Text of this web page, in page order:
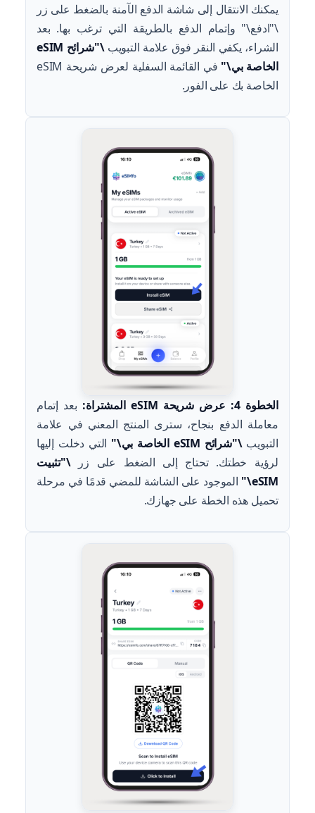
يمكنك الانتقال إلى شاشة الدفع الآمنة بالضغط على زر
\"ادفع\" وإتمام الدفع بالطريقة التي ترغب بها. بعد
الشراء، يكفي النقر فوق علامة التبويب
\"شرائح eSIM
الخاصة بي\"
في القائمة السفلية لعرض شريحة eSIM
الخاصة بك على الفور.
الخطوة 4: عرض شريحة eSIM المشتراة:
بعد إتمام
معاملة الدفع بنجاح، سترى المنتج المعني في علامة
التبويب\"شرائح eSIM الخاصة بي\"
التي دخلت إليها
لرؤية خطتك. تحتاج إلى الضغط على زر\"تثبيت
eSIM\"
الموجود على الشاشة للمضي قدمًا في مرحلة
تحميل هذه الخطة على جهازك.